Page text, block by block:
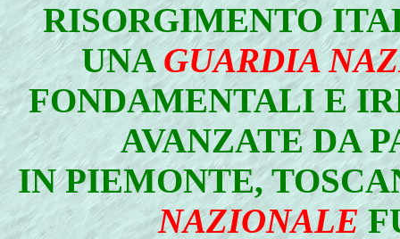
RISORGIMENTO
UNAGUARDIA
FONDAMENTALI E
AVANZATE DA
IN PIEMONTE,
NAZIONALE